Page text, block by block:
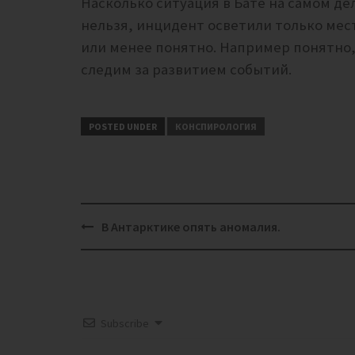
нельзя, инцидент осветили только
или менее понятно. Например понятно,
следим за развитием событий.
POSTED UNDER КОНСПИРОЛОГИЯ
PostВ Антарктике опять аномалия.